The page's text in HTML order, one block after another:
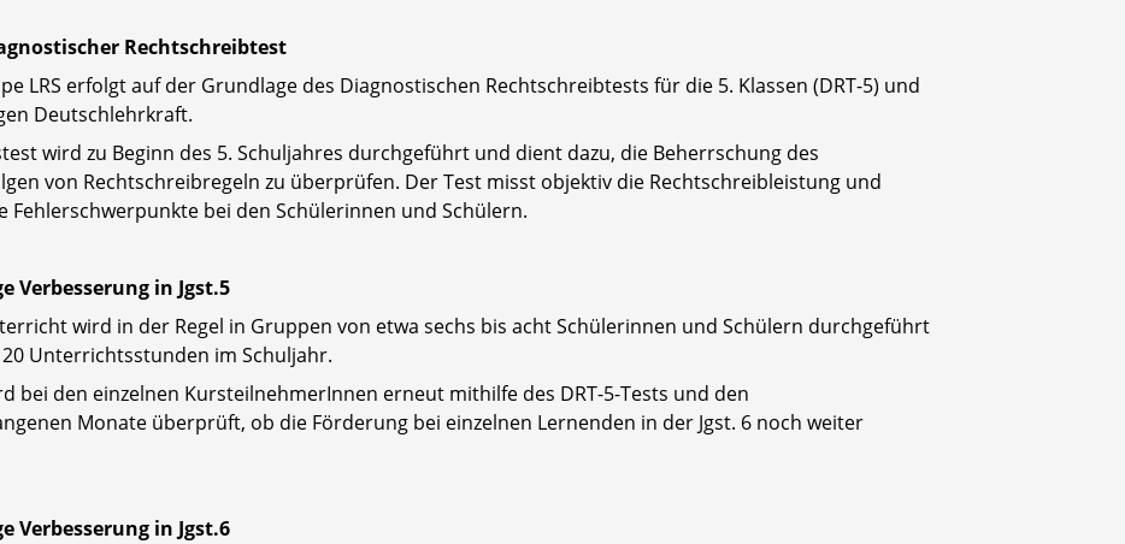
Rechtschreibtest
LRS erfolgt auf der Grundlage des Diagnostischen Rechtschreibtests für die 5. Klassen (DRT-5) und
Deutschlehrkraft.
wird zu Beginn des 5. Schuljahres durchgeführt und dient dazu, die Beherrschung des
von Rechtschreibregeln zu überprüfen. Der Test misst objektiv die Rechtschreibleistung und
Fehlerschwerpunkte bei den Schülerinnen und Schülern.
in Jgst.5
wird in der Regel in Gruppen von etwa sechs bis acht Schülerinnen und Schülern durchgeführt
Unterrichtsstunden im Schuljahr.
bei den einzelnen KursteilnehmerInnen erneut mithilfe des DRT-5-Tests und den
Monate überprüft, ob die Förderung bei einzelnen Lernenden in der Jgst. 6 noch weiter
in Jgst.6